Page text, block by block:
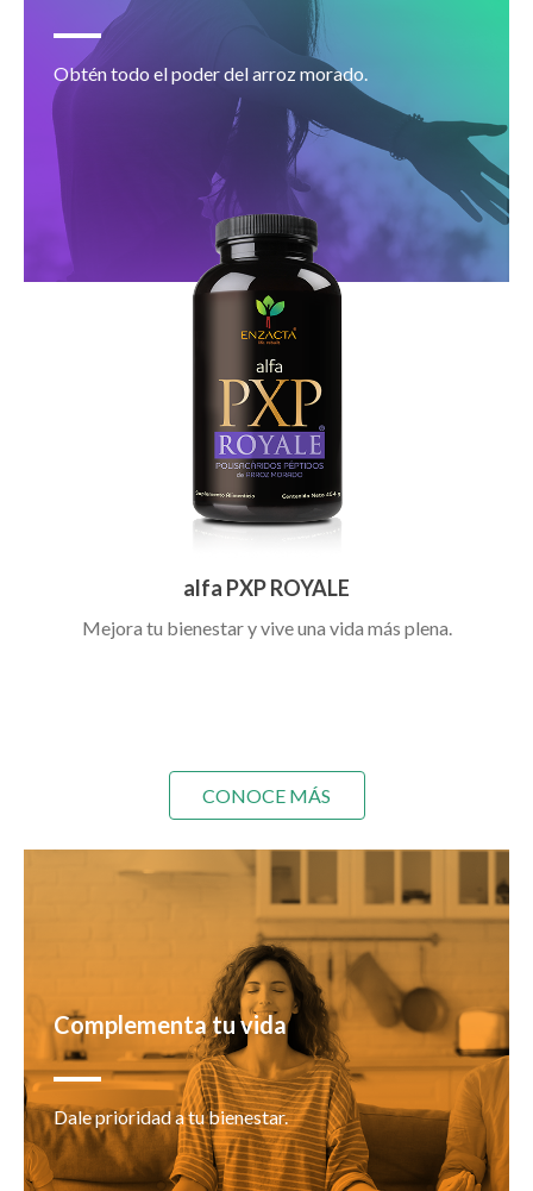
Obtén todo el poder del arroz morado.
alfa PXP ROYALE
Mejora tu bienestar y vive una vida más plena.
CONOCE MÁS
Complementa tu vida
Dale prioridad a tu bienestar.